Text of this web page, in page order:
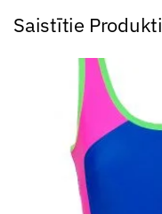
Saistītie Produkti